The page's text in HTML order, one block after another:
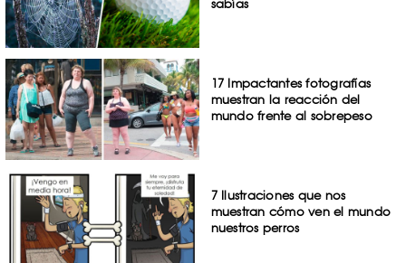
sabías
17 Impactantes fotografías
muestran la reacción del
mundo frente al sobrepeso
7 Ilustraciones que nos
muestran cómo ven el mundo
nuestros perros